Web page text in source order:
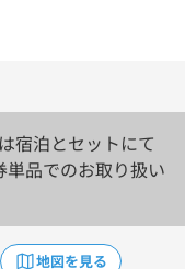
宿泊とセットにて
単品でのお取り扱い
地図を見る